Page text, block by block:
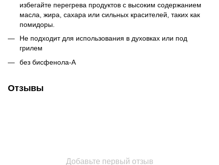
избегайте перегрева продуктов с высоким содержанием
масла, жира, сахара или сильных красителей, таких как
помидоры.
Не подходит для использования в духовках или под
грилем
без бисфенола-А
Отзывы
Добавьте первый отзыв